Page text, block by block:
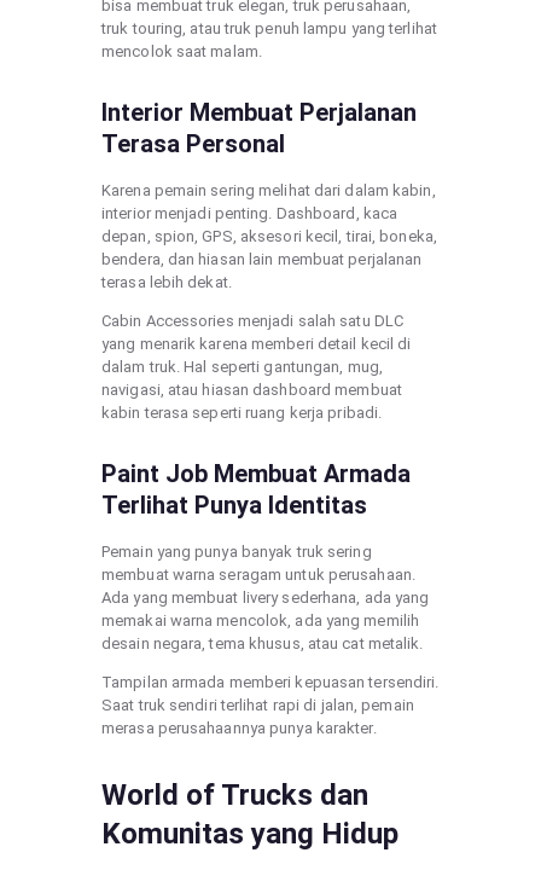
bisa membuat truk elegan, truk perusahaan,
truk touring, atau truk penuh lampu yang terlihat
mencolok saat malam.
Interior Membuat Perjalanan
Terasa Personal
Karena pemain sering melihat dari dalam kabin,
interior menjadi penting. Dashboard, kaca
depan, spion, GPS, aksesori kecil, tirai, boneka,
bendera, dan hiasan lain membuat perjalanan
terasa lebih dekat.
Cabin Accessories menjadi salah satu DLC
yang menarik karena memberi detail kecil di
dalam truk. Hal seperti gantungan, mug,
navigasi, atau hiasan dashboard membuat
kabin terasa seperti ruang kerja pribadi.
Paint Job Membuat Armada
Terlihat Punya Identitas
Pemain yang punya banyak truk sering
membuat warna seragam untuk perusahaan.
Ada yang membuat livery sederhana, ada yang
memakai warna mencolok, ada yang memilih
desain negara, tema khusus, atau cat metalik.
Tampilan armada memberi kepuasan tersendiri.
Saat truk sendiri terlihat rapi di jalan, pemain
merasa perusahaannya punya karakter.
World of Trucks dan
Komunitas yang Hidup